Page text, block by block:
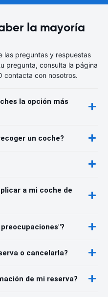
la mayoría
las preguntas y respuestas
pregunta, consulta la página
contacta con nosotros.
la opción más
un coche?
a mi coche de
o cancelarla?
de mi reserva?